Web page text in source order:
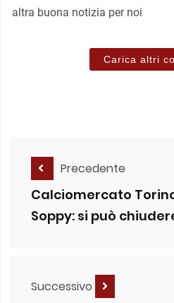
altra buona notizia per noi
Carica altri
Precedente
Calciomercato
Soppy: si può
Successivo